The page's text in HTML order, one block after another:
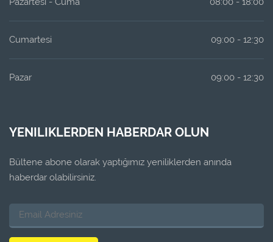
Cumartesi 09:00 - 12:30
Pazar 09:00 - 12:30
YENILIKLERDEN HABERDAR OLUN
Bültene abone olarak yaptığımız yeniliklerden anında
haberdar olabilirsiniz.